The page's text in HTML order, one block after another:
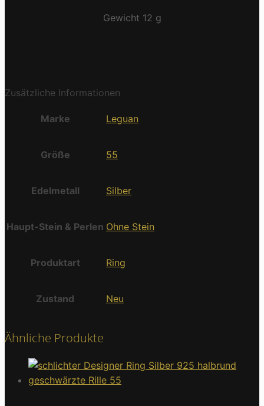
Gewicht 12 g
Zusätzliche Informationen
Marke Leguan
Größe 55
Edelmetall Silber
Haupt-Stein & Perlen Ohne Stein
Produktart Ring
Zustand Neu
Ähnliche Produkte